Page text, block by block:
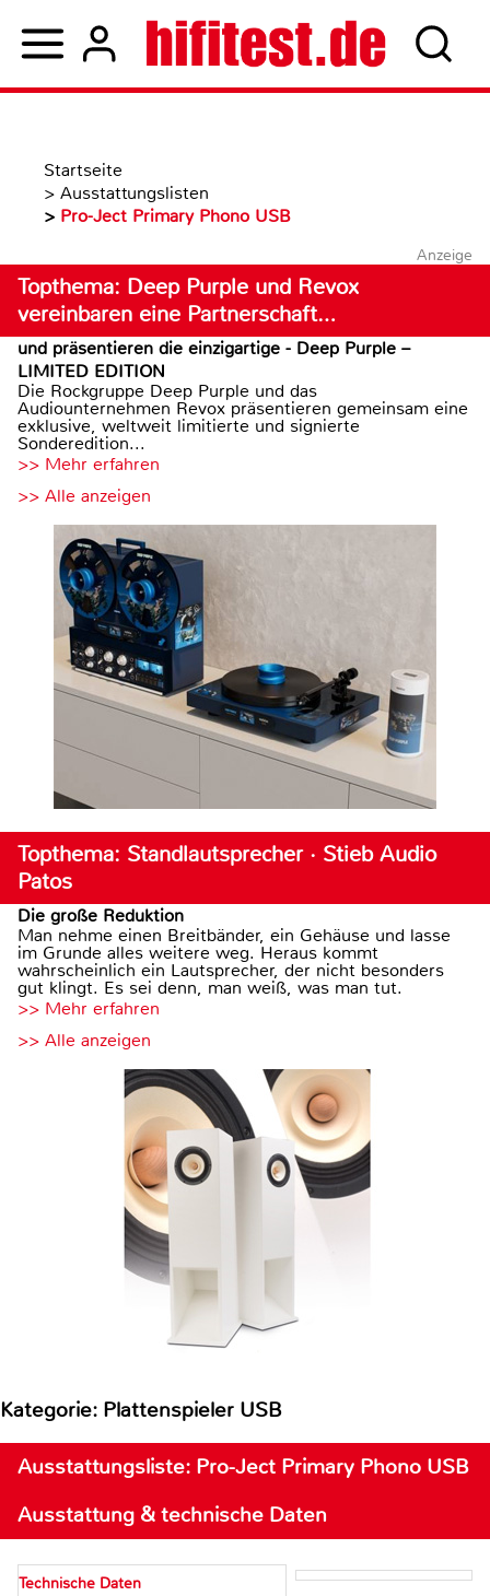
Startseite
> Ausstattungslisten
> Pro-Ject Primary Phono USB
Anzeige
Topthema: Deep Purple und Revox
vereinbaren eine Partnerschaft…
und präsentieren die einzigartige - Deep Purple –
LIMITED EDITION
Die Rockgruppe Deep Purple und das
Audiounternehmen Revox präsentieren gemeinsam eine
exklusive, weltweit limitierte und signierte
Sonderedition...
>> Mehr erfahren
>> Alle anzeigen
Topthema: Standlautsprecher · Stieb Audio
Patos
Die große Reduktion
Man nehme einen Breitbänder, ein Gehäuse und lasse
im Grunde alles weitere weg. Heraus kommt
wahrscheinlich ein Lautsprecher, der nicht besonders
gut klingt. Es sei denn, man weiß, was man tut.
>> Mehr erfahren
>> Alle anzeigen
Kategorie: Plattenspieler USB
Ausstattungsliste: Pro-Ject Primary Phono USB
Ausstattung & technische Daten
Technische Daten